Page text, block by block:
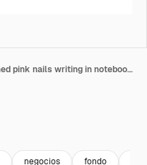
Close up of woman with polished pink nails writing in notebook on desk near architectural building model and laptop showing focus professional multitasking environment in bright modern office
negocios fondo